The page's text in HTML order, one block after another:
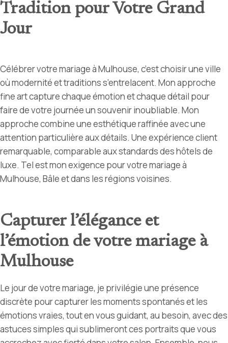
Tradition pour Votre Grand
Jour
Célébrer votre mariage à Mulhouse, c’est choisir une ville
où modernité et traditions s’entrelacent. Mon approche
fine art capture chaque émotion et chaque détail pour
faire de votre journée un souvenir inoubliable. Mon
approche combine une esthétique raffinée avec une
attention particulière aux détails. Une expérience client
remarquable, comparable aux standards des hôtels de
luxe. Tel est mon exigence pour votre mariage à
Mulhouse, Bâle et dans les régions voisines.
Capturer l’élégance et
l’émotion de votre mariage à
Mulhouse
Le jour de votre mariage, je privilégie une présence
discrète pour capturer les moments spontanés et les
émotions vraies, tout en vous guidant, au besoin, avec des
astuces simples qui sublimeront ces portraits que vous